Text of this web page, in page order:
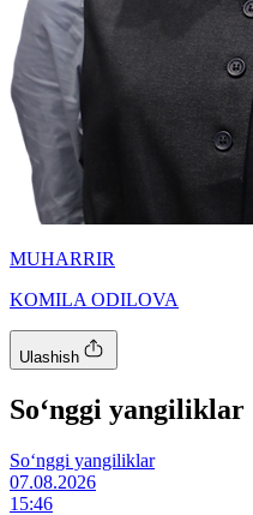
MUHARRIR
KOMILA ODILOVA
Ulashish
So‘nggi yangiliklar
So‘nggi yangiliklar
07.08.2026
15:46